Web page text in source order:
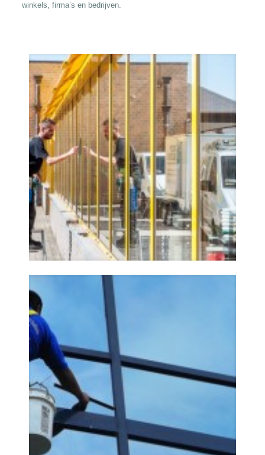
winkels, firma’s en bedrijven.